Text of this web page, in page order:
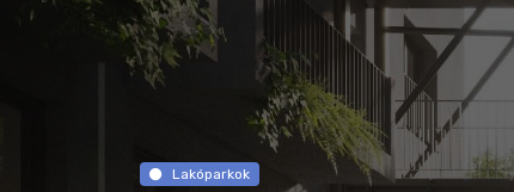
Lakóparkok